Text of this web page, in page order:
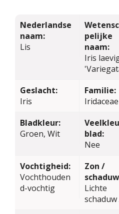
Nederlandse
naam:
Lis
pelijke
naam:
Iris
Geslacht:
Iris
Familie:
Iridaceae
Bladkleur:
Groen, Wit
blad:
Nee
Vochtigheid:
Vochthouden
d-vochtig
Zon /
Lichte